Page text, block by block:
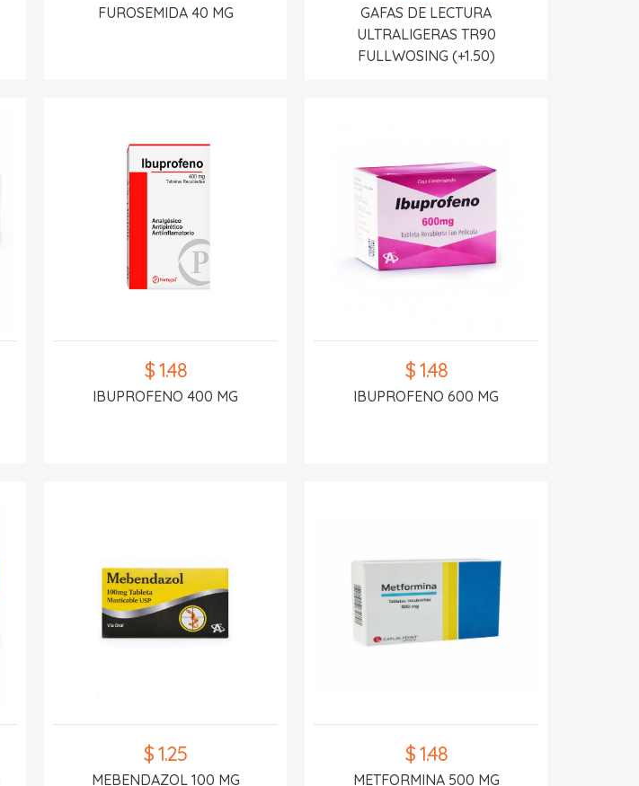
FUROSEMIDA 40 MG
GAFAS DE LECTURA
ULTRALIGERAS TR90
FULLWOSING (+1.50)
$ 1.48
IBUPROFENO 400 MG
$ 1.48
IBUPROFENO 600 MG
$ 1.25
MEBENDAZOL 100 MG
$ 1.48
METFORMINA 500 MG